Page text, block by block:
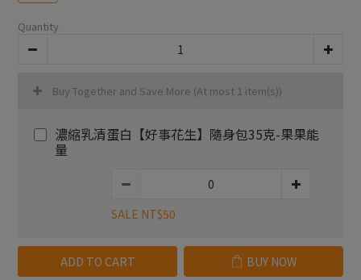
Quantity
Buy Together and Save More (At most 1 item(s))
濃縮乳清蛋白【好事花生】隨身包35克-果果能
量
SALE NT$50
ADD TO CART BUY NOW